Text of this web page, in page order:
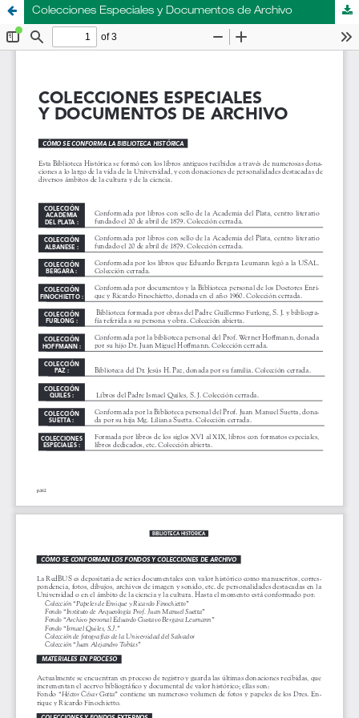
Colecciones Especiales y Documentos de Archivo